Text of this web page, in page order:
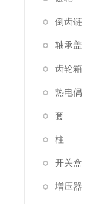
倒齿链
轴承盖
齿轮箱
热电偶
套
柱
开关盒
增压器